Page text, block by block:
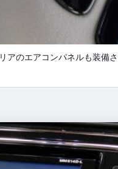
リアのエアコンパネルも装備